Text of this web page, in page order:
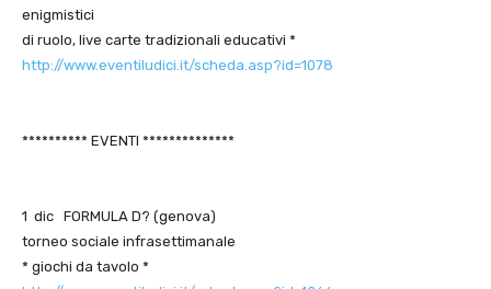
enigmistici
di ruolo, live carte tradizionali educativi *
http://www.eventiludici.it/scheda.asp?id=1078
********** EVENTI **************
1 dic FORMULA D? (genova)
torneo sociale infrasettimanale
* giochi da tavolo *